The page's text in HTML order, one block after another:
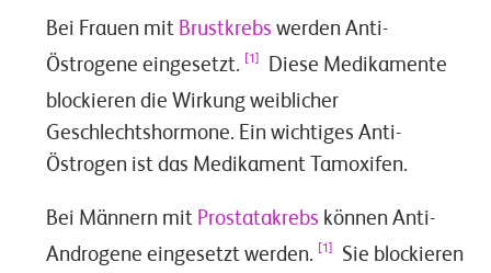
Bei Frauen mit Brustkrebs werden Anti-
Östrogene eingesetzt.
[1]
Diese Medikamente
blockieren die Wirkung weiblicher
Geschlechtshormone. Ein wichtiges Anti-
Östrogen ist das Medikament Tamoxifen.
Bei Männern mit Prostatakrebs können Anti-
Androgene eingesetzt werden.
[1]
Sie blockieren